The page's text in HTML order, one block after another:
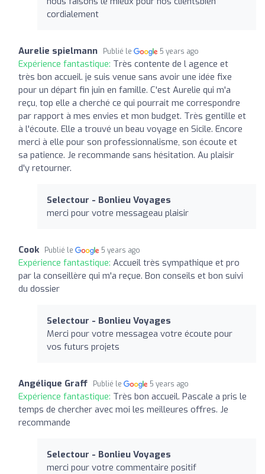
cordialement
Aurelie spielmann Publié le 5 years ago
Expérience fantastique: Très contente de l agence et
très bon accueil. je suis venue sans avoir une idée fixe
pour un départ fin juin en famille. C'est Aurelie qui m'a
reçu, top elle a cherché ce qui pourrait me correspondre
par rapport à mes envies et mon budget. Très gentille et
à l'écoute. Elle a trouvé un beau voyage en Sicile. Encore
merci à elle pour son professionnalisme, son écoute et
sa patience. Je recommande sans hésitation. Au plaisir
d'y retourner.
Selectour - Bonlieu Voyages
merci pour votre messageau plaisir
Cook Publié le 5 years ago
Expérience fantastique: Accueil très sympathique et pro
par la conseillère qui m'a reçue. Bon conseils et bon suivi
du dossier
Selectour - Bonlieu Voyages
Merci pour votre messagea votre écoute pour
vos futurs projets
Angélique Graff Publié le 5 years ago
Expérience fantastique: Très bon accueil. Pascale a pris le
temps de chercher avec moi les meilleures offres. Je
recommande
Selectour - Bonlieu Voyages
merci pour votre commentaire positif